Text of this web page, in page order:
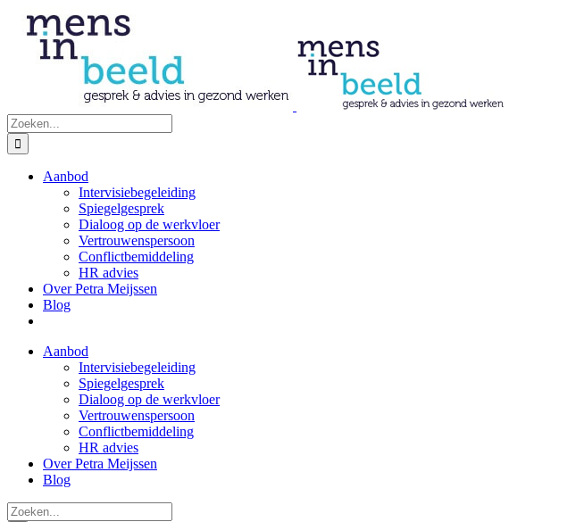
naar
inhoud
Zoeken
naar:
Aanbod
Intervisiebegeleiding
Spiegelgesprek
Dialoog op de werkvloer
Vertrouwenspersoon
Conflictbemiddeling
HR advies
Over Petra Meijssen
Blog
Aanbod
Intervisiebegeleiding
Spiegelgesprek
Dialoog op de werkvloer
Vertrouwenspersoon
Conflictbemiddeling
HR advies
Over Petra Meijssen
Blog
Zoeken